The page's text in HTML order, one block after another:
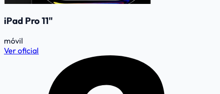
iPad Pro 11"
móvil
Ver oficial